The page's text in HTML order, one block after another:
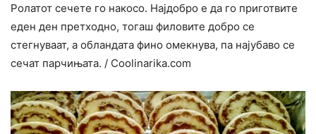
Ролатот сечете го накосо. Најдобро е да го приготвите
еден ден претходно, тогаш филовите добро се
стегнуваат, а обландата фино омекнува, па најубаво се
сечат парчињата. / Coolinarika.com